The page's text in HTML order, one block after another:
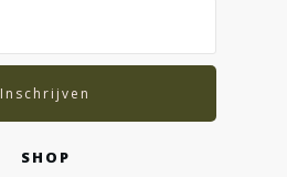
Inschrijven
SHOP